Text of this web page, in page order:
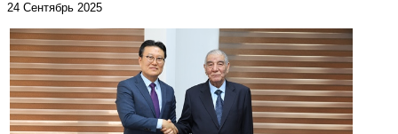
24 Сентябрь 2025